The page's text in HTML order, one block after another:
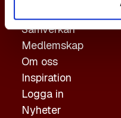
Samverkan
Medlemskap
Om oss
Inspiration
Logga in
Nyheter